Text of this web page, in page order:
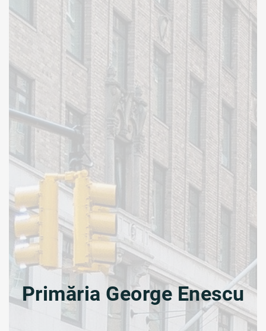
Primăria George Enescu